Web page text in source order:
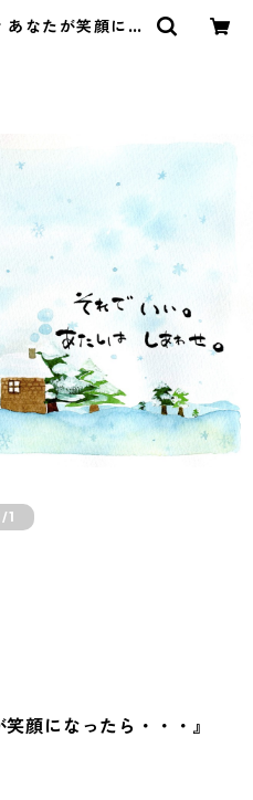
あなたが笑顔にな
/1
顔になったら・・・』